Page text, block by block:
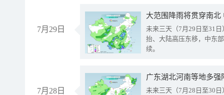
7月29日
大范围降雨将贯穿南
未来三天（7月29日至31
抬、大陆高压东移，中东
续。
7月28日
广东湖北河南等地多
未来三天（7月28日至30